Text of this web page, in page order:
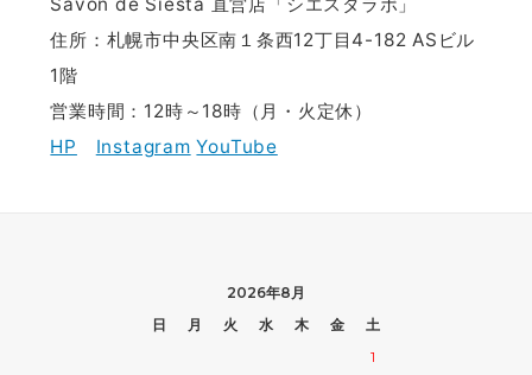
住所：札幌市中央区南１条西12丁目4-182 ASビル
1階
営業時間：12時～18時（月・火定休）
HP
Instagram YouTube
2026年8月
日
月 火 水 木 金
土
1